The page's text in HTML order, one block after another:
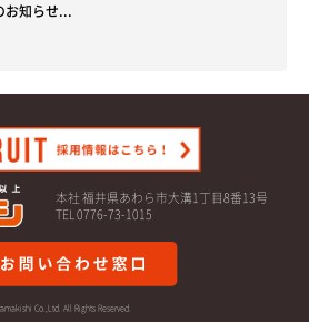
知らせ...
本社 福井県あわら市大溝1丁目8番13号
TEL 0776-73-1015
Co.,Ltd. All Rights Reserved.